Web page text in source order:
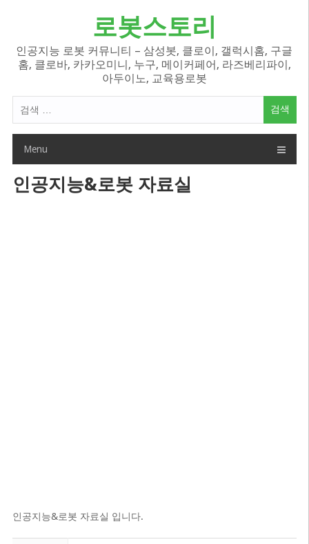
로봇스토리
인공지능 로봇 커뮤니티 – 삼성봇, 클로이, 갤럭시홈, 구글
홈, 클로바, 카카오미니, 누구, 메이커페어, 라즈베리파이,
아두이노, 교육용로봇
색
Menu
인공지능&로봇 자료실
인공지능&로봇 자료실 입니다.